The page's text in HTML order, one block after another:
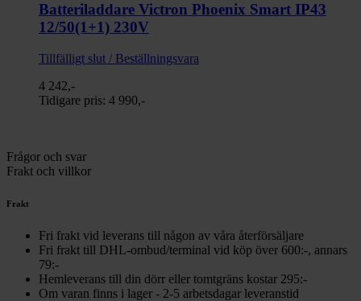
Batteriladdare Victron Phoenix Smart IP43
12/50(1+1) 230V
Tillfälligt slut / Beställningsvara
4 242,-
Tidigare pris: 4 990,-
Frågor och svar
Frakt och villkor
Frakt
Fri frakt vid leverans till någon av våra återförsäljare
Fri frakt till DHL-ombud/terminal vid köp över 600:-, annars
79:-
Hemleverans till din dörr eller tomtgräns kostar 295:-
Om varan finns i lager - 2-5 arbetsdagar leveranstid